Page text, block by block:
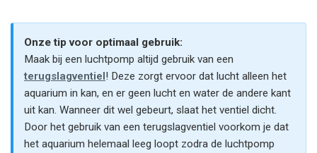
Onze tip voor optimaal gebruik:
Maak bij een luchtpomp altijd gebruik van een
terugslagventiel! Deze zorgt ervoor dat lucht alleen het
aquarium in kan, en er geen lucht en water de andere kant
uit kan. Wanneer dit wel gebeurt, slaat het ventiel dicht.
Door het gebruik van een terugslagventiel voorkom je dat
het aquarium helemaal leeg loopt zodra de luchtpomp